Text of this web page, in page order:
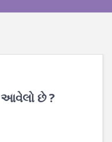
આવેલો છે ?